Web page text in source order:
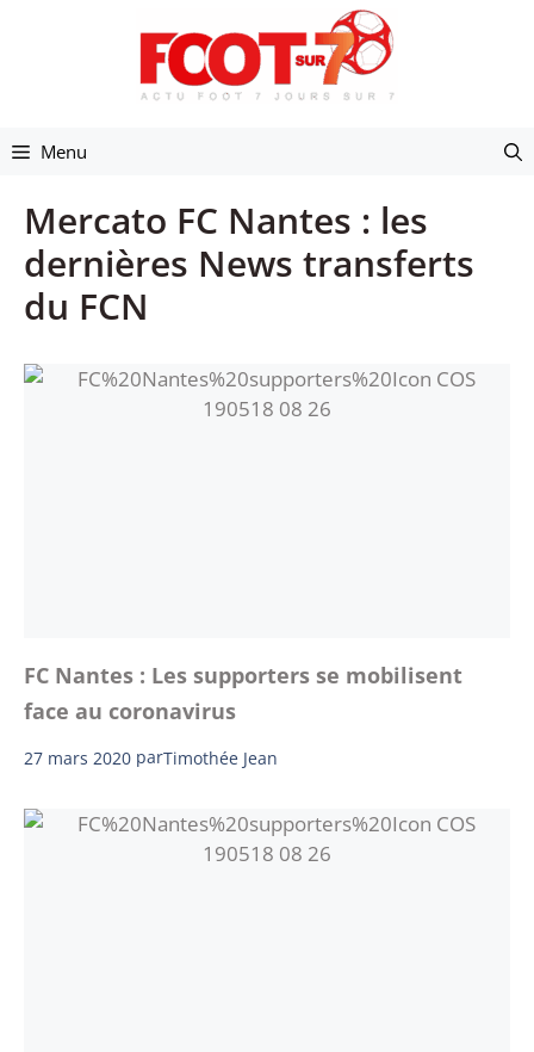
Menu
Mercato FC Nantes : les
dernières News transferts
du FCN
FC Nantes : Les supporters se mobilisent
face au coronavirus
27 mars 2020 parTimothée Jean